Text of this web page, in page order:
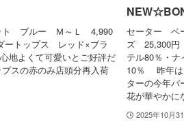
ト ブルー Ｍ～Ｌ 4,990
ートップス レッド×ブラ
地よくて可愛いとご好評だ
スの赤のみ店頭分再入荷
セーター ベ
ズ
テル80％・
10％ 昨年は
ターの今
花が華やかに
2025年10月